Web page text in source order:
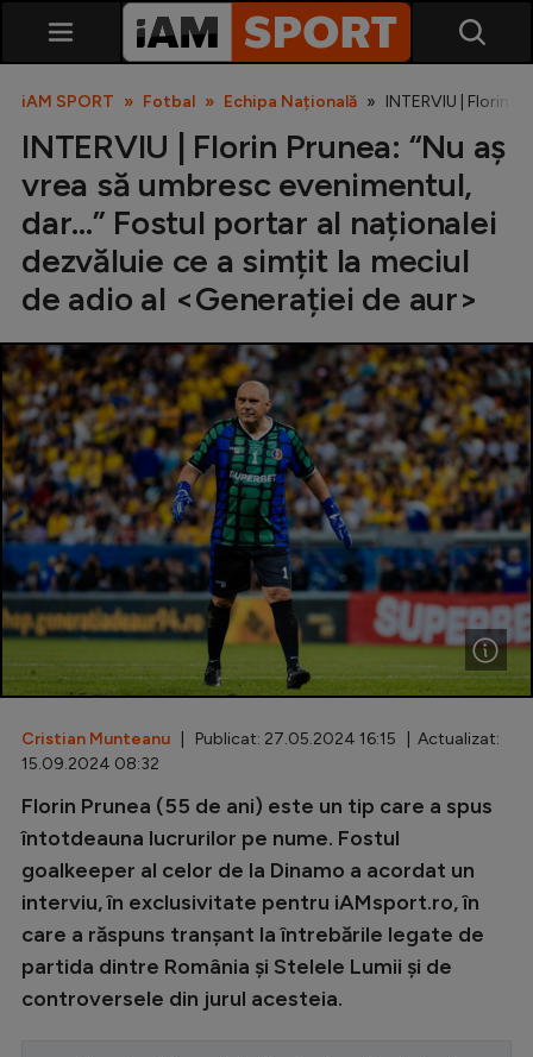
SuperLiga
Liga 2
Cupa României
Echipa Națională
U21
Fotbal feminin
Special
Diverse
Inedit
Champions League
Europa League
Conference League
CM 2026
Premier League
iAM SPORT Fotbal Echipa Națională INTERVIU | Florin
INTERVIU | Florin Prunea: “Nu aș
vrea să umbresc evenimentul,
dar...” Fostul portar al naționalei
dezvăluie ce a simțit la meciul
de adio al <Generației de aur>
Cristian Munteanu | Publicat: 27.05.2024 16:15 | Actualizat:
15.09.2024 08:32
Florin Prunea (55 de ani) este un tip care a spus
întotdeauna lucrurilor pe nume. Fostul
goalkeeper al celor de la Dinamo a acordat un
interviu, în exclusivitate pentru iAMsport.ro, în
care a răspuns tranșant la întrebările legate de
partida dintre România și Stelele Lumii și de
controversele din jurul acesteia.